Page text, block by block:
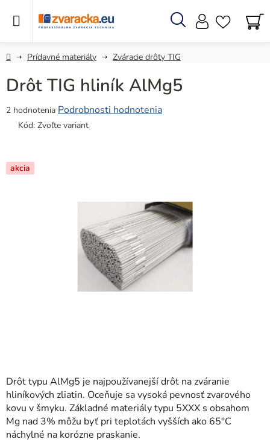
Hľadať
DomovPrídavné materiály Zváracie drôty TIG
Drôt typu AlMg5 je najpoužívanejší drôt na zváranie
hliníkových zliatin. Oceňuje sa vysoká pevnosť zvarového
kovu v šmyku. Základné materiály typu 5XXX s obsahom
Mg nad 3% môžu byť pri teplotách vyšších ako 65°C
náchylné na korózne praskanie.
Drôt TIG hliník AlMg5
Priemerné
hodnotenie
5,0
z
2 hodnotenia Podrobnosti hodnotenia
Kód: Zvoľte variant
akcia